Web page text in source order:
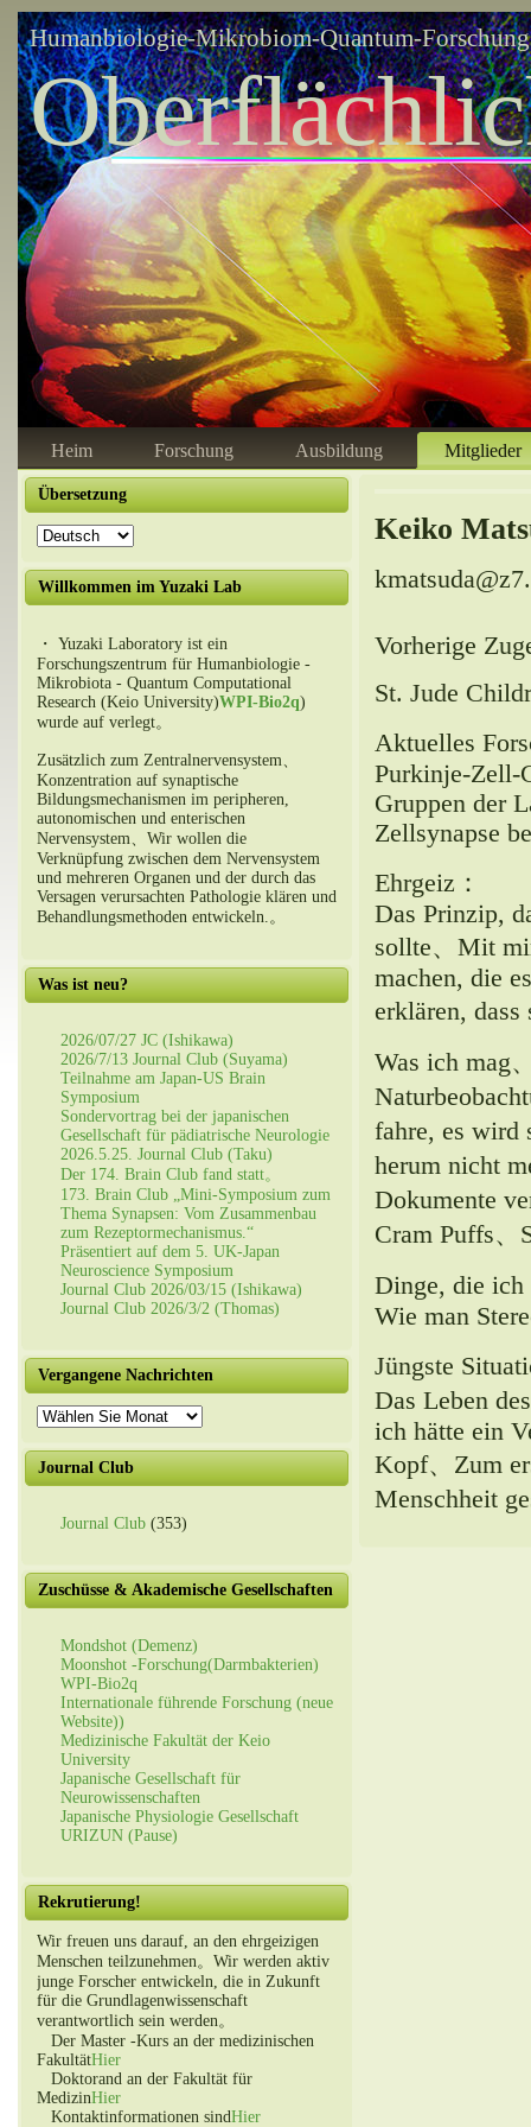
Humanbiologie-Mikrobiom-Quantum-
Heim Forschung Ausbildung Mitglieder
Übersetzung
Willkommen im Yuzaki Lab
・ Yuzaki Laboratory ist ein
Forschungszentrum für Humanbiologie -
Mikrobiota - Quantum Computational
Research (Keio University)WPI-Bio2q)
wurde auf verlegt。
Zusätzlich zum Zentralnervensystem、
Konzentration auf synaptische
Bildungsmechanismen im peripheren,
autonomischen und enterischen
Nervensystem、Wir wollen die
Verknüpfung zwischen dem Nervensystem
und mehreren Organen und der durch das
Versagen verursachten Pathologie klären und
Behandlungsmethoden entwickeln.。
Was ist neu?
2026/07/27 JC (Ishikawa)
2026/7/13 Journal Club (Suyama)
Teilnahme am Japan-US Brain
Symposium
Sondervortrag bei der japanischen
Gesellschaft für pädiatrische Neurologie
2026.5.25. Journal Club (Taku)
Der 174. Brain Club fand statt。
173. Brain Club „Mini-Symposium zum
Thema Synapsen: Vom Zusammenbau
zum Rezeptormechanismus.“
Präsentiert auf dem 5. UK-Japan
Neuroscience Symposium
Journal Club 2026/03/15 (Ishikawa)
Journal Club 2026/3/2 (Thomas)
Vergangene Nachrichten
Vergangene
Nachrichten
Journal Club
Journal Club (353)
Zuschüsse & Akademische Gesellschaften
Mondshot (Demenz)
Moonshot -Forschung(Darmbakterien)
WPI-Bio2q
Internationale führende Forschung (neue
Website))
Medizinische Fakultät der Keio
University
Japanische Gesellschaft für
Neurowissenschaften
Japanische Physiologie Gesellschaft
URIZUN (Pause)
Rekrutierung!
Wir freuen uns darauf, an den ehrgeizigen
Menschen teilzunehmen。Wir werden aktiv
junge Forscher entwickeln, die in Zukunft
für die Grundlagenwissenschaft
verantwortlich sein werden。
Der Master -Kurs an der medizinischen
FakultätHier
Doktorand an der Fakultät für
MedizinHier
Kontaktinformationen sindHier
Keiko
Vorherige
St. Jude
Aktuelles
Purkinje-Zell-
Gruppen der
Zellsynapse
Ehrgeiz：
Das Prinzip,
sollte、Mit
machen, die
erklären,
Was ich mag
fahre, es wird
herum nicht
Dokumente
Cram Puffs、
Dinge, die ich
Wie man
Jüngste
Das Leben
ich hätte ein
Kopf、Zum
Menschheit